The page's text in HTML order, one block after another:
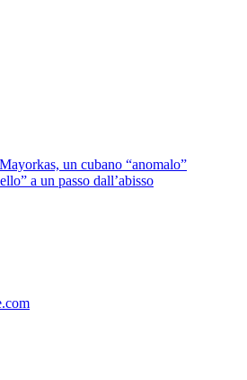
un cubano “anomalo”
a un passo dall’abisso